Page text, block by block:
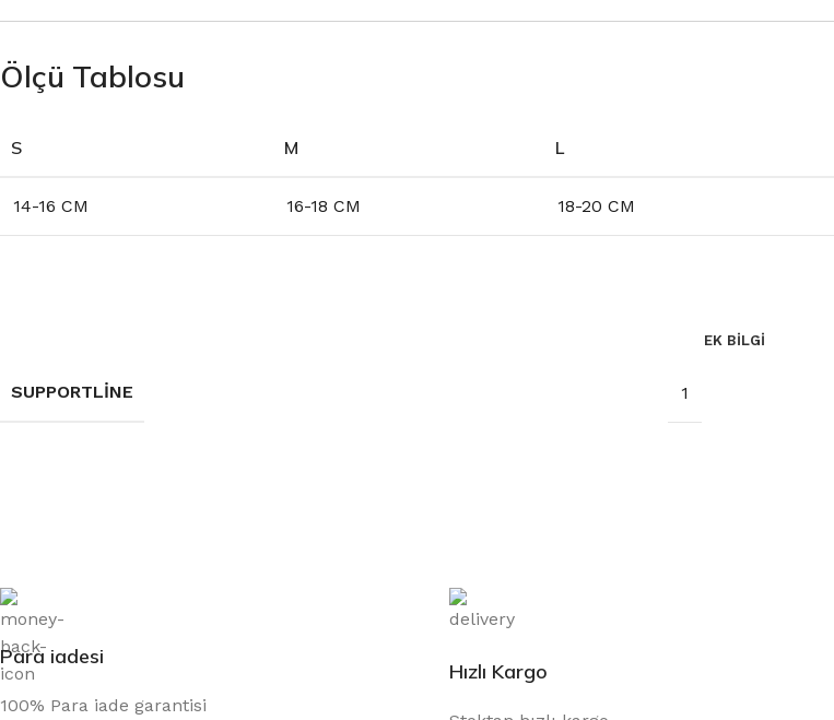
Ölçü Tablosu
S M L
14-16 CM 16-18 CM 18-20 CM
EK BILGI
SUPPORTLINE 1
Para iadesi
100% Para iade garantisi
Hızlı Kargo